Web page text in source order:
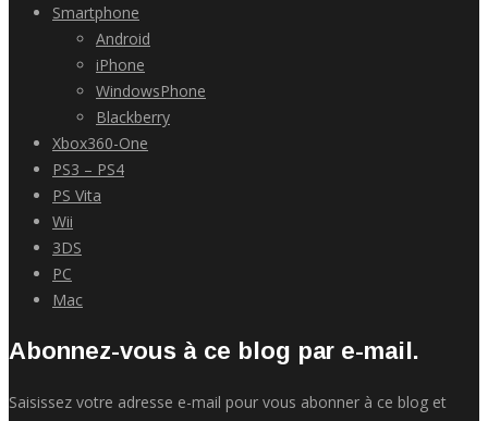
Smartphone
Android
iPhone
WindowsPhone
Blackberry
Xbox360-One
PS3 – PS4
PS Vita
Wii
3DS
PC
Mac
Abonnez-vous à ce blog par e-mail.
Saisissez votre adresse e-mail pour vous abonner à ce blog et